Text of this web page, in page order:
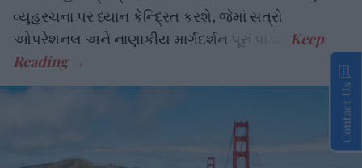
વ્યૂહરચના પર ધ્યાન કેન્દ્રિત કરશે, જેમાં સત્રો
ઓપરેશનલ અને નાણાકીય માર્ગદર્શન પૂરું પાડશે.
Contact Us